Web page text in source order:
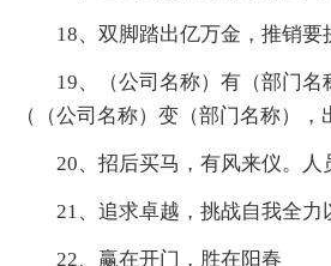
18、双脚踏出亿万金，推销要
19、（公司名称）有（部门名
（（公司名称）变（部门名称），
20、招后买马，有风来仪。人
21、追求卓越，挑战自我全力
22、赢在开门，胜在阳春